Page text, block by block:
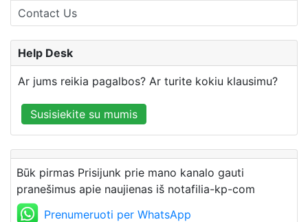
Contact Us
Help Desk
Ar jums reikia pagalbos? Ar turite kokiu klausimu?
Susisiekite su mumis
Būk pirmas Prisijunk prie mano kanalo gauti
pranešimus apie naujienas iš notafilia-kp-com
Prenumeruoti per WhatsApp